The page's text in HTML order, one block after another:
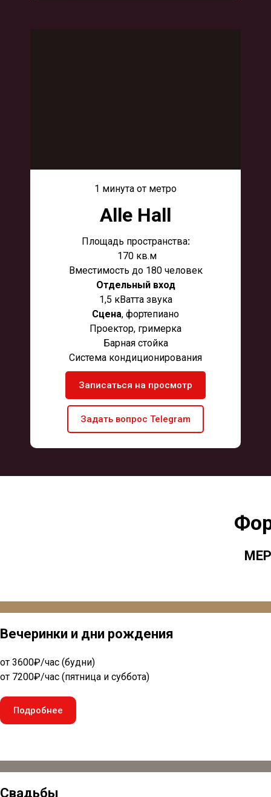
1 минута от метро
Alle Hall
Площадь пространства:
170 кв.м
Вместимость до 180 человек
Отдельный вход
1,5 кВатта звука
Сцена, фортепиано
Проектор, гримерка
Барная стойка
Система кондиционирования
Записаться на просмотр
Задать вопрос Telegram
Вечеринки и дни рождения
от 3600₽/час (будни)
от 7200₽/час (пятница и суббота)
Подробнее
Свадьбы